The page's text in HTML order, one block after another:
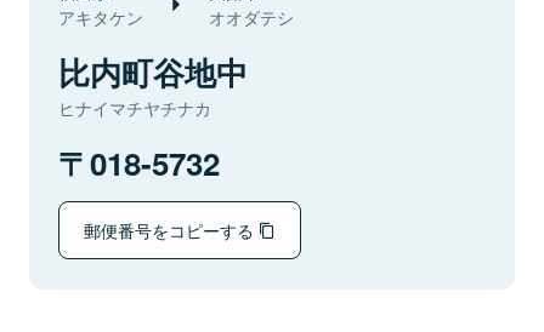
アキタケン オオダテシ
比内町谷地中
ヒナイマチヤチナカ
018-5732
郵便番号をコピーする